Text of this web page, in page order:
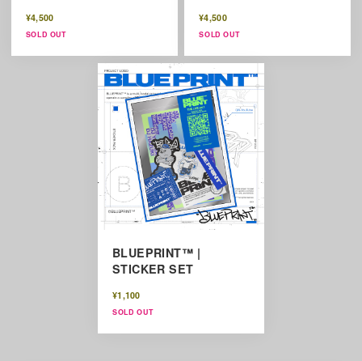
¥4,500
SOLD OUT
¥4,500
SOLD OUT
BLUEPRINT™ |
STICKER SET
¥1,100
SOLD OUT